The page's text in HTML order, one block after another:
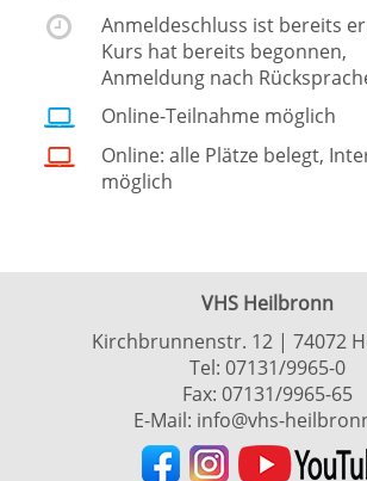
Anmeldeschluss ist bereits
Kurs hat bereits begonnen,
Anmeldung nach
Online-Teilnahme möglich
Online: alle Plätze belegt,
möglich
VHS Heilbronn
Kirchbrunnenstr. 12 | 74072
Tel: 07131/9965-0
Fax: 07131/9965-65
E-Mail: info@vhs-